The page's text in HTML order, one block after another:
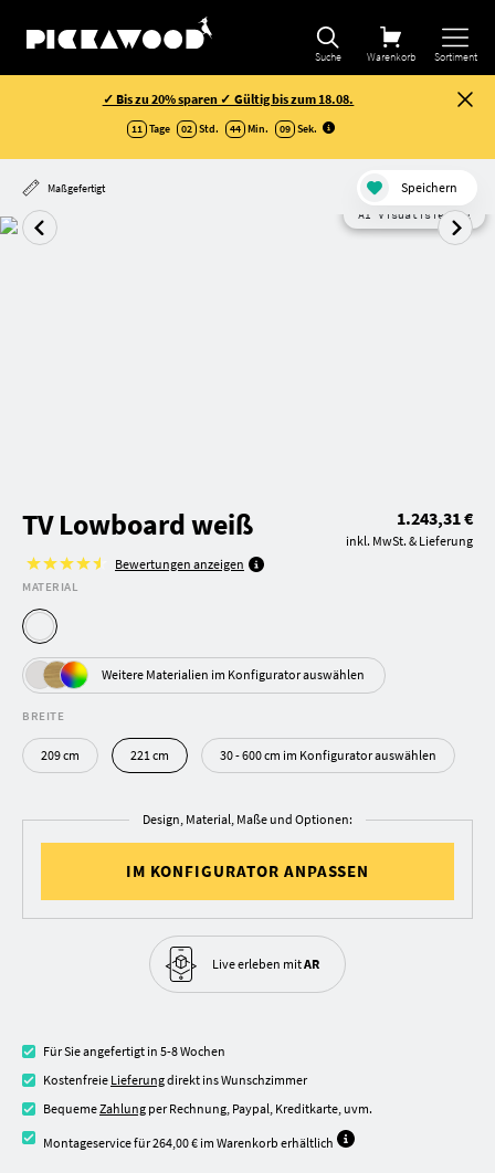
Suche Warenkorb Sortiment
✓ Bis zu 20% sparen ✓ Gültig bis zum 18.08.
11 Tage 02 Std. 44 Min. 08 Sek.
Maßgefertigt Speichern
AI Visualisierung
TV Lowboard weiß
Bewertungen anzeigen
1.243,31 €
inkl. MwSt. & Lieferung
MATERIAL
Weitere Materialien im Konfigurator auswählen
BREITE
209 cm 221 cm 30 - 600 cm im Konfigurator auswählen
Design, Material, Maße und Optionen:
IM KONFIGURATOR ANPASSEN
Live erleben mitAR
Für Sie angefertigt in 5-8 Wochen
Kostenfreie Lieferungdirekt ins Wunschzimmer
BequemeZahlung per Rechnung, Paypal, Kreditkarte, uvm.
Montageservice für 264,00 € im Warenkorb erhältlich